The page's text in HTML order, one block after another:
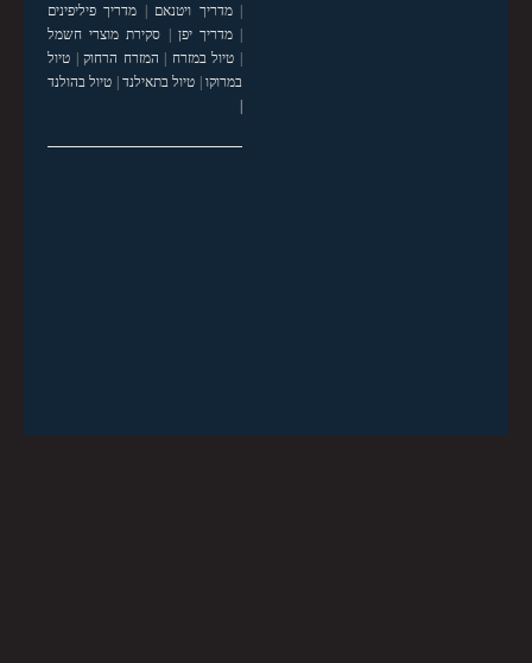
|מדריך ויטנאם | מדריך פיליפינים
|מדריך יפן | סקירת מוצרי חשמל
| טיול במזרח | המזרח הרחוק| טיול
במרוקו| טיול בתאילנד| טיול בהולנד
|